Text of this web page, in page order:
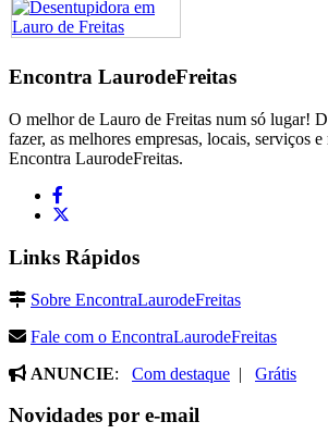
Encontra LaurodeFreitas
O melhor de Lauro de Freitas num só lugar!
fazer, as melhores empresas, locais, serviços
Encontra LaurodeFreitas.
Links Rápidos
Sobre EncontraLaurodeFreitas
Fale com o EncontraLaurodeFreitas
ANUNCIE: Com destaque | Grátis
Novidades por e-mail